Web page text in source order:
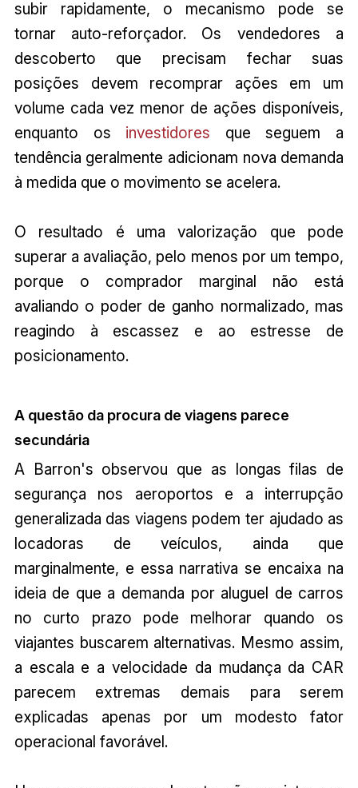
subir rapidamente, o mecanismo pode se
tornar auto-reforçador. Os vendedores a
descoberto que precisam fechar suas
posições devem recomprar ações em um
volume cada vez menor de ações disponíveis,
enquanto os investidores que seguem a
tendência geralmente adicionam nova demanda
à medida que o movimento se acelera.
O resultado é uma valorização que pode
superar a avaliação, pelo menos por um tempo,
porque o comprador marginal não está
avaliando o poder de ganho normalizado, mas
reagindo à escassez e ao estresse de
posicionamento.
A questão da procura de viagens parece
secundária
A Barron's observou que as longas filas de
segurança nos aeroportos e a interrupção
generalizada das viagens podem ter ajudado as
locadoras de veículos, ainda que
marginalmente, e essa narrativa se encaixa na
ideia de que a demanda por aluguel de carros
no curto prazo pode melhorar quando os
viajantes buscarem alternativas. Mesmo assim,
a escala e a velocidade da mudança da CAR
parecem extremas demais para serem
explicadas apenas por um modesto fator
operacional favorável.